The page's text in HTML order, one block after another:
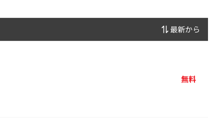
最新から
無料